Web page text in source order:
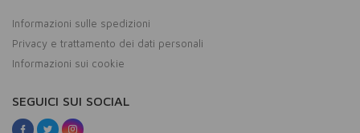
Informazioni sulle spedizioni
Privacy e trattamento dei dati personali
Informazioni sui cookie
SEGUICI SUI SOCIAL